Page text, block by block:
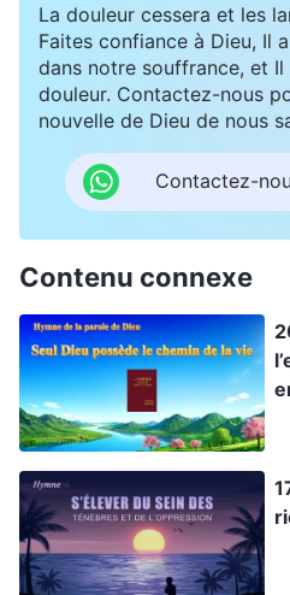
La douleur cessera et les
Faites confiance à Dieu, Il
dans notre souffrance, et
douleur. Contactez-nous
nouvelle de Dieu de nous
Contactez-
Contenu connexe